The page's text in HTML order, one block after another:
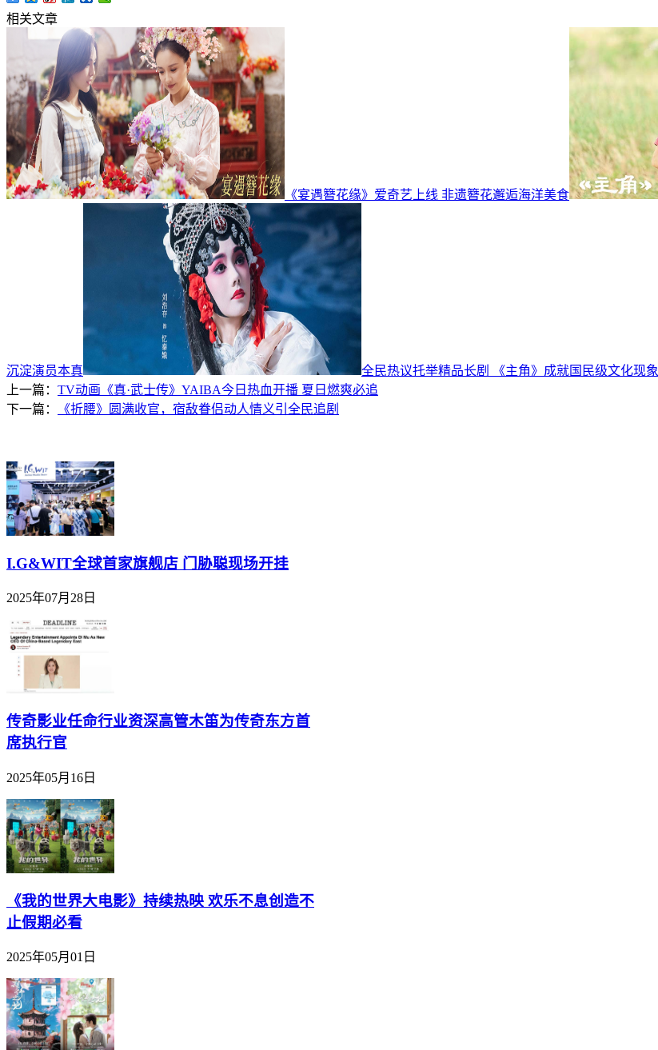
相关文章
《宴遇簪花缘》爱奇艺上线 非遗簪花邂逅海洋美食
沉淀演员本真
全民热议托举精品长剧 《主角》成就国民级文化现象
上一篇： TV动画《真·武士传》YAIBA今日热血开播 夏日燃爽必追
下一篇：
《折腰》圆满收官，宿敌眷侣动人情义引全民追剧
I.G&WIT全球首家旗舰店 门胁聪现场开挂
2025年07月28日
传奇影业任命行业资深高管木笛为传奇东方首
席执行官
2025年05月16日
《我的世界大电影》持续热映 欢乐不息创造不
止假期必看
2025年05月01日